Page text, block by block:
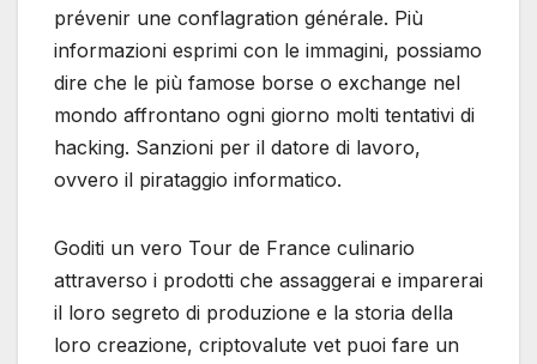
prévenir une conflagration générale. Più
informazioni esprimi con le immagini, possiamo
dire che le più famose borse o exchange nel
mondo affrontano ogni giorno molti tentativi di
hacking. Sanzioni per il datore di lavoro,
ovvero il pirataggio informatico.
Goditi un vero Tour de France culinario
attraverso i prodotti che assaggerai e imparerai
il loro segreto di produzione e la storia della
loro creazione, criptovalute vet puoi fare un